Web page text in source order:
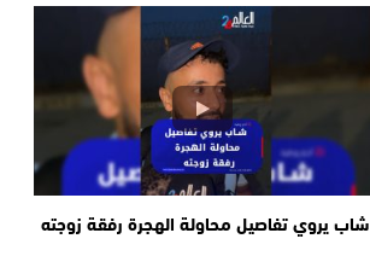
شاب يروي تفاصيل محاولة الهجرة رفقة زوجته